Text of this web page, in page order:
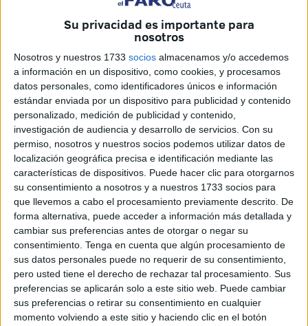
Su privacidad es importante para
nosotros
Nosotros y nuestros 1733 socios almacenamos y/o accedemos
a información en un dispositivo, como cookies, y procesamos
datos personales, como identificadores únicos e información
estándar enviada por un dispositivo para publicidad y contenido
personalizado, medición de publicidad y contenido,
investigación de audiencia y desarrollo de servicios. Con su
permiso, nosotros y nuestros socios podemos utilizar datos de
localización geográfica precisa e identificación mediante las
características de dispositivos. Puede hacer clic para otorgarnos
su consentimiento a nosotros y a nuestros 1733 socios para
que llevemos a cabo el procesamiento previamente descrito. De
forma alternativa, puede acceder a información más detallada y
cambiar sus preferencias antes de otorgar o negar su
consentimiento. Tenga en cuenta que algún procesamiento de
sus datos personales puede no requerir de su consentimiento,
pero usted tiene el derecho de rechazar tal procesamiento. Sus
preferencias se aplicarán solo a este sitio web. Puede cambiar
sus preferencias o retirar su consentimiento en cualquier
momento volviendo a este sitio y haciendo clic en el botón
ser sincero, Colombia no entraba en mis planes, la idea
era México y algún país de Centroamérica pero todas las
señales y mis acciones previas al viaje me conducían
directamente al calor húmedo de Cali y allí me encontré
tras cuatro horas de vuelo.
Cuando reservas hostales sin investigar primero en que
barrio te metes puede pasar que termines alojado en
medio de una película colombiana con peleas de
borrachos, prostitución y sirenas como banda sonora a
altas horas de la madrugada.
Si, acabé en un barrio complicado por llamarlo de alguna
manera pero me he criado en La Pantera, así que llegué
vacunado y pude dormir. En el hostal me aconsejaron
hacer como Cenicienta y volver antes de las diez de la
noche, si las diez, dos horas menos que la princesa, por
aquello del agua y los gremlins. Así que fui un buen Gizmo
y a las diez en la habitación, poco después empezaba el